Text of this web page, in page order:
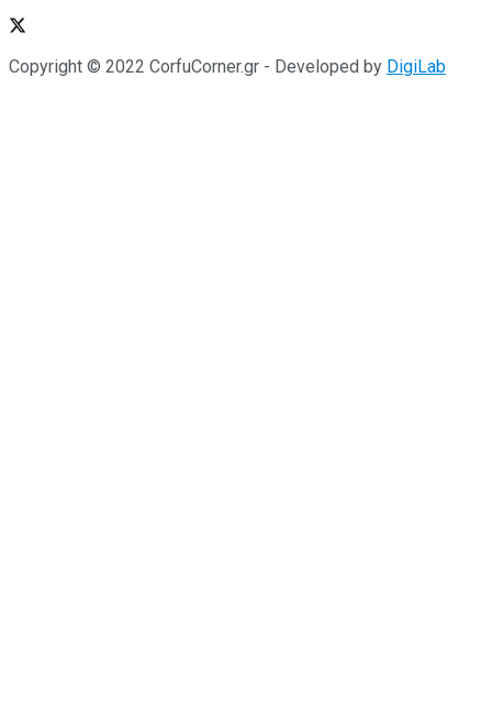
Copyright © 2022 CorfuCorner.gr - Developed by DigiLab